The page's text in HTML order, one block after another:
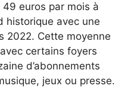
euros par mois à
historique avec une
2022. Cette moyenne
certains foyers
d’abonnements
jeux ou presse.